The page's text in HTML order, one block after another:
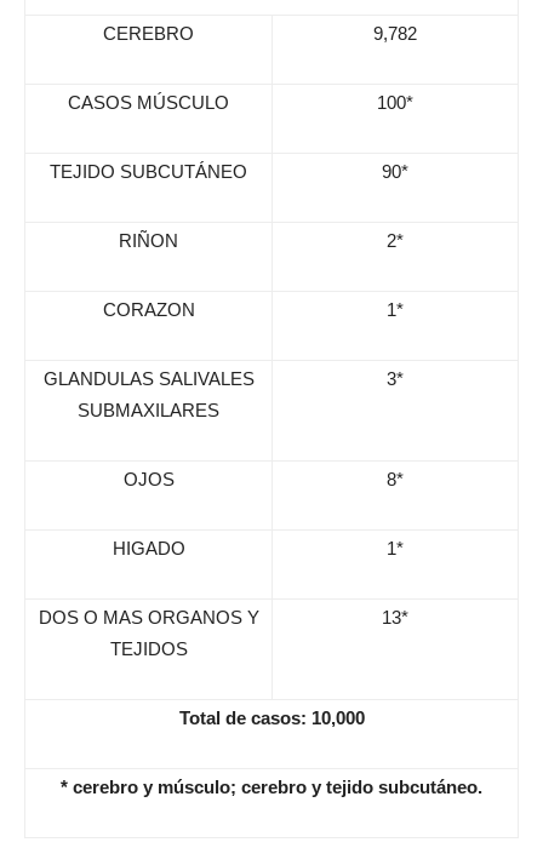
CEREBRO 9,782
CASOS MÚSCULO 100*
TEJIDO SUBCUTÁNEO 90*
RIÑON 2*
CORAZON 1*
GLANDULAS SALIVALES
SUBMAXILARES
3*
OJOS 8*
HIGADO 1*
DOS O MAS ORGANOS Y
TEJIDOS
13*
Total de casos: 10,000
* cerebro y músculo; cerebro y tejido subcutáneo.